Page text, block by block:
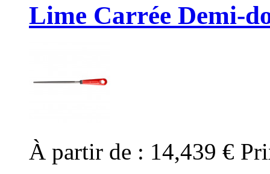
Lime Carrée Demi-
À partir de : 14,439 €